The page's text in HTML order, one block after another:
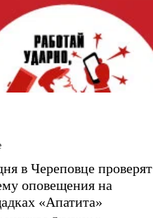
в Череповце проверят
оповещения на
«Апатита»